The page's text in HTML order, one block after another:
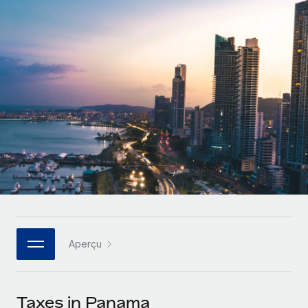
Sous-traitez les opérations complexes liées à l’emploi
INFRASTRUCTURE
Intégration Remote
Intégrez vos RH aux flux de travail en toute simplicité
Plateforme
Des fonctions RH clés intégrées pour votre équipe
Connectez n'importe quel outil d’IA à Remote grâce à
notre MCP
Rationalisez vos processus avec des outils essentiels
CROISSANCE
Start-ups
Des solutions agiles et internationales pour les RH et la
paie des entreprises en pleine croissance
Entreprises intermédiaires
Développez vos équipes avec des solutions RH sur
mesure
Entreprise
Les RH à l’international pour les grandes entreprises
Partenaires stratégiques de la tech
Calculateur de paiement des freelances
Découvrez les devises disponibles et les vitesses de
paiement pour vos freelances internationaux
APPRENDRE AVEC REMOTE
Recherche et guides
Études de cas
Checklists et modèles
Descriptions de postes
Nederlands
Français
Español
Italiano
Português (Portugal)
日本語
한국어
Aperçu
Taxes in Panama